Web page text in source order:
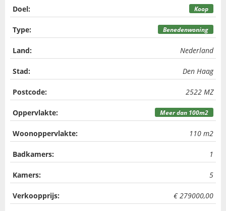
Doel: Koop
Type: Benedenwoning
Land: Nederland
Stad: Den Haag
Postcode: 2522 MZ
Oppervlakte: Meer dan 100m2
Woonoppervlakte: 110 m2
Badkamers: 1
Kamers: 5
Verkoopprijs: € 279000,00